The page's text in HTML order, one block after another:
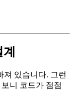
져 있습니다. 그런
니 코드가 점점